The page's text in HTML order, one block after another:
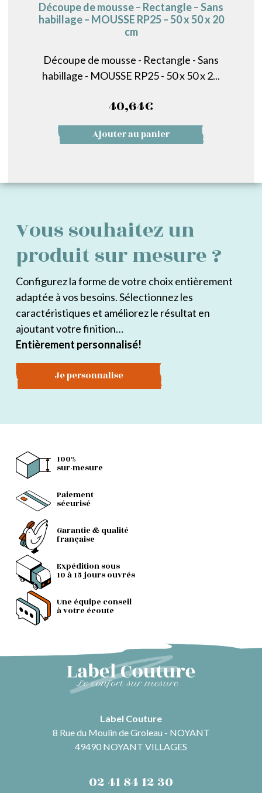
Découpe de mousse – Rectangle – Sans
habillage – MOUSSE RP25 – 50 x 50 x 20
cm
Découpe de mousse - Rectangle - Sans
habillage - MOUSSE RP25 - 50 x 50 x 2...
40,64€
Ajouter au panier
Vous souhaitez un
produit sur mesure ?
Configurez la forme de votre choix entièrement
adaptée à vos besoins. Sélectionnez les
caractéristiques et améliorez le résultat en
ajoutant votre finition…
Entièrement personnalisé!
Je personnalise
100%
sur-mesure
Paiement
sécurisé
Garantie & qualité
française
Expédition sous
10 à 15 jours ouvrés
Une équipe conseil
à votre écoute
Label Couture
8 Rue du Moulin de Groleau - NOYANT
49490 NOYANT VILLAGES
02 41 84 12 30